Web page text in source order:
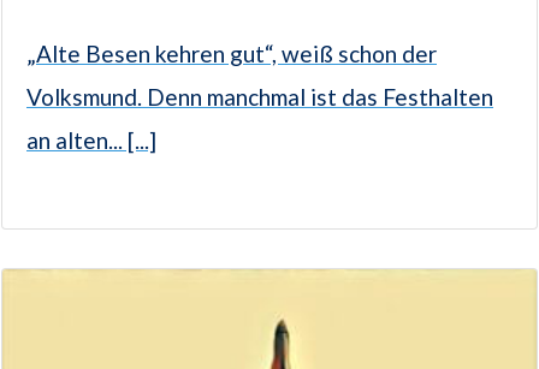
„Alte Besen kehren gut“, weiß schon der
Volksmund. Denn manchmal ist das Festhalten
an alten... [...]